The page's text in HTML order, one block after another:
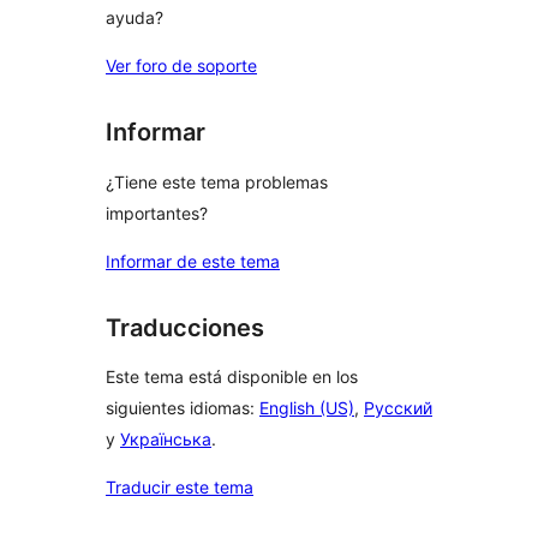
ayuda?
Ver foro de soporte
Informar
¿Tiene este tema problemas
importantes?
Informar de este tema
Traducciones
Este tema está disponible en los
siguientes idiomas: English (US), Русский
y Українська.
Traducir este tema